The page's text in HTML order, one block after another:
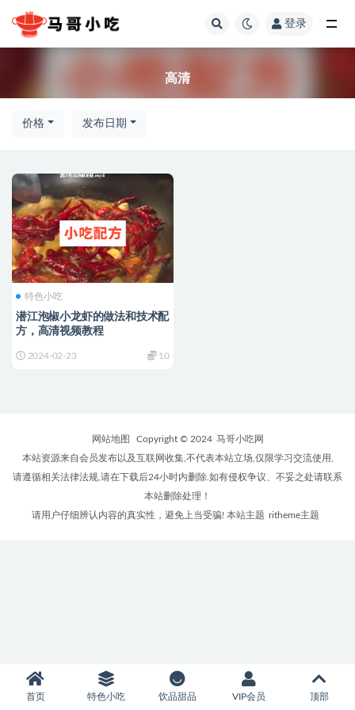
登录
高清
价格 发布日期
特色小吃
潜江泡椒小龙虾的做法和技术配
方，高清视频教程
2024-02-23 10
网站地图 Copyright © 2024 马哥小吃网
本站资源来自会员发布以及互联网收集,不代表本站立场,仅限学习交流使用,
请遵循相关法律法规,请在下载后24小时内删除.如有侵权争议、不妥之处请联系
本站删除处理！
请用户仔细辨认内容的真实性，避免上当受骗! 本站主题 ritheme主题
首页 特色小吃 饮品甜品 VIP会员 顶部